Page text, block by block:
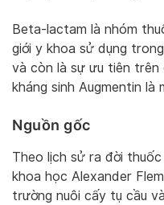
Beta-lactam là nhóm
giới y khoa sử dụng
và còn là sự ưu tiên
kháng sinh Augmentin
Nguồn gốc
Theo lịch sử ra đời thuốc
khoa học Alexander
trường nuôi cấy tụ cầu